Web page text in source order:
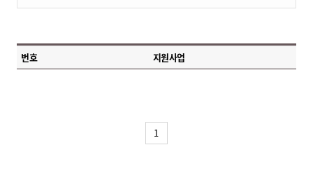
번호 지원사업
1